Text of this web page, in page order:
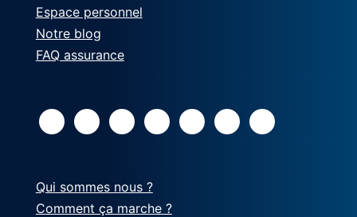
Espace personnel
Notre blog
FAQ assurance
Qui sommes nous ?
Comment ça marche ?